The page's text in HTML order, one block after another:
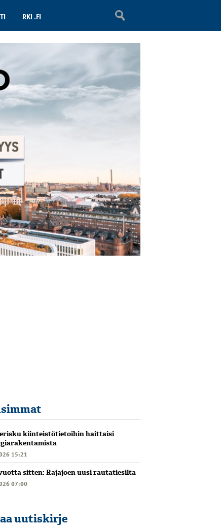
RKL.FI
kiinteistötietoihin haittaisi
15:21
sitten: Rajajoen uusi rautatiesilta
07:00
uutiskirje